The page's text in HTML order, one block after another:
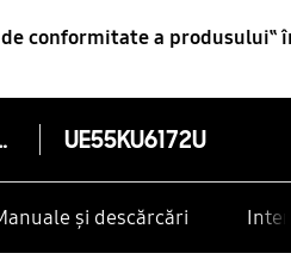
conformitate a produsului‟
Seria KU6172 UE55KU6172U
și descărcări